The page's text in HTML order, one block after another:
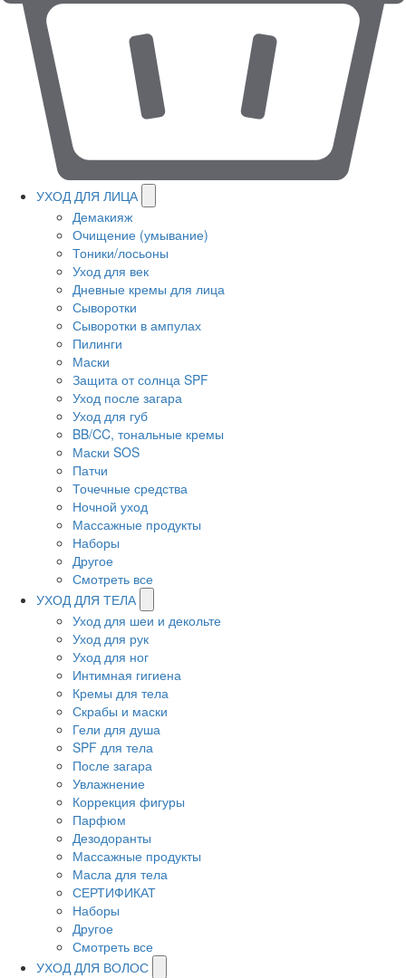
УХОД ДЛЯ ЛИЦА
Демакияж
Очищение (умывание)
Тоники/лосьоны
Уход для век
Дневные кремы для лица
Сыворотки
Сыворотки в ампулах
Пилинги
Маски
Защита от солнца SPF
Уход после загара
Уход для губ
BB/CC, тональные кремы
Маски SOS
Патчи
Точечные средства
Ночной уход
Массажные продукты
Наборы
Другое
Смотреть все
УХОД ДЛЯ ТЕЛА
Уход для шеи и декольте
Уход для рук
Уход для ног
Интимная гигиена
Кремы для тела
Скрабы и маски
Гели для душа
SPF для тела
После загара
Увлажнение
Коррекция фигуры
Парфюм
Дезодоранты
Массажные продукты
Масла для тела
СЕРТИФИКАТ
Наборы
Другое
Смотреть все
УХОД ДЛЯ ВОЛОС